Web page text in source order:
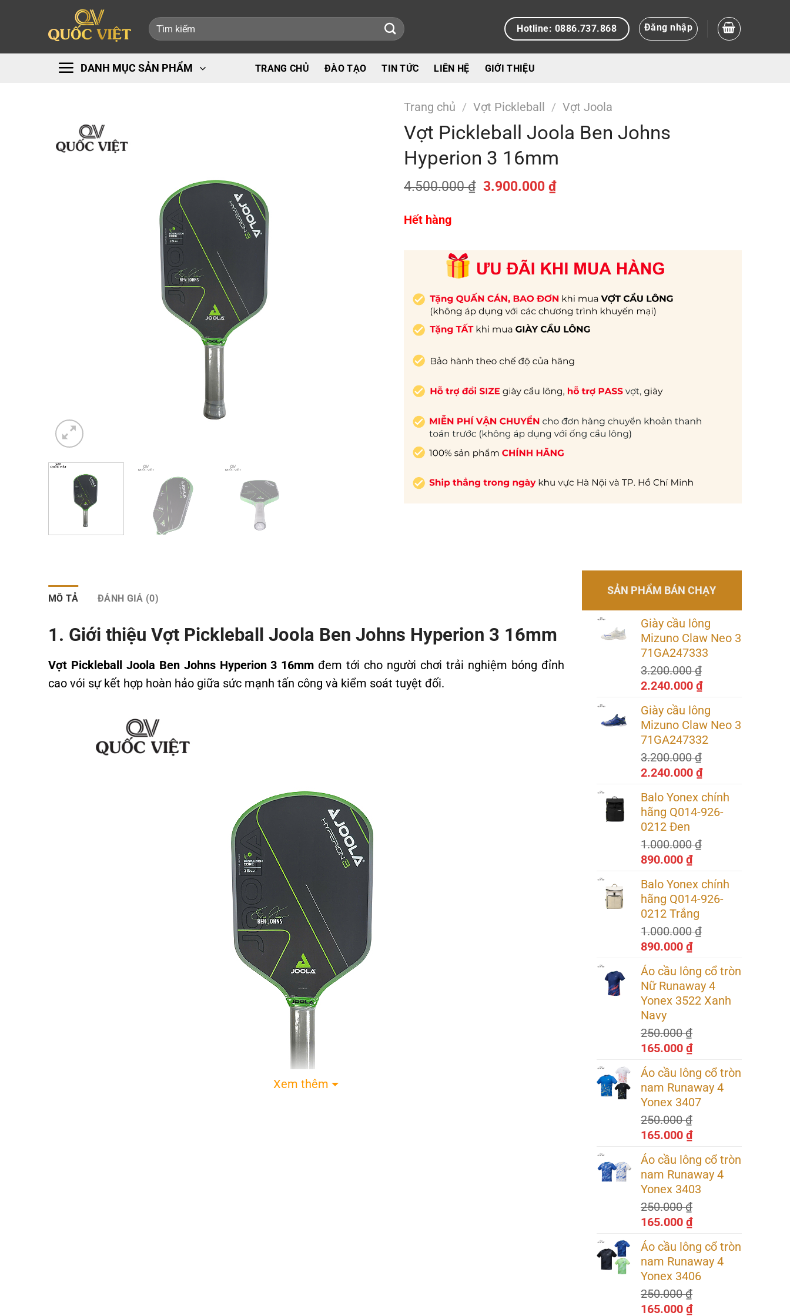
Tìm
kiếm:
Hotline: 0886.737.868 Đăng nhập
DANH MỤC SẢN PHẨM TRANG CHỦ ĐÀO TẠO TIN TỨC LIÊN HỆ GIỚI THIỆU
Trang chủ / Vợt Pickleball / Vợt Joola
Vợt Pickleball Joola Ben Johns
Hyperion 3 16mm
4.500.000₫ Giá
3.900.000 ₫Giá
hiện
Hết hàng
MÔ TẢ ĐÁNH GIÁ (0)
1. Giới thiệu Vợt Pickleball Joola Ben Johns Hyperion 3 16mm
Vợt Pickleball Joola Ben Johns Hyperion 3 16mm đem tới cho người chơi trải nghiệm bóng đỉnh
cao vói sự kết hợp hoàn hảo giữa sức mạnh tấn công và kiểm soát tuyệt đối.
Xem thêm
SẢN PHẨM BÁN CHẠY
Giày cầu lông
Mizuno Claw Neo 3
71GA247333
3.200.000₫
Giá
là:
3.200.000 ₫.
2.240.000₫Giá
tại
là:
2.240.000 ₫.
Giày cầu lông
Mizuno Claw Neo 3
71GA247332
3.200.000₫
Giá
là:
3.200.000 ₫.
2.240.000₫Giá
tại
là:
Balo Yonex chính
hãng Q014-926-
0212 Đen
1.000.000₫
Giá
là:
1.000.000 ₫.
890.000₫Giá
tại
là:
890.000 ₫.
Balo Yonex chính
hãng Q014-926-
0212 Trắng
1.000.000₫
Giá
gốc
là:
1.000.000 ₫.
890.000₫Giá
tại
là:
890.000 ₫.
Áo cầu lông cổ tròn
Nữ Runaway 4
Yonex 3522 Xanh
Navy
250.000₫
Giá
gốc
là:
250.000 ₫.
165.000₫Giá
tại
là:
165.000 ₫.
Áo cầu lông cổ tròn
nam Runaway 4
Yonex 3407
250.000₫
Giá
gốc
là:
250.000 ₫.
165.000₫Giá
tại
là:
165.000 ₫.
Áo cầu lông cổ tròn
nam Runaway 4
Yonex 3403
250.000₫
Giá
gốc
là:
250.000 ₫.
165.000₫Giá
tại
là:
165.000 ₫.
Áo cầu lông cổ tròn
nam Runaway 4
Yonex 3406
250.000₫
Giá
165.000₫Giá